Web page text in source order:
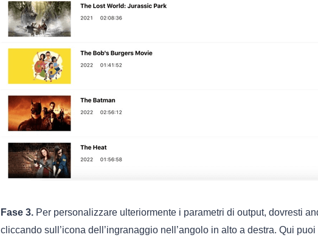
Fase 3. Per personalizzare ulteriormente i parametri di output, dovresti
cliccando sull’icona dell’ingranaggio nell’angolo in alto a destra. Qui